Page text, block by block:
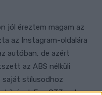
jól éreztem magam az
az Instagram-oldalára
autóban, de azért
az ABS nélküli
saját stílusodhoz
hibázol. Egy GT3-ashoz